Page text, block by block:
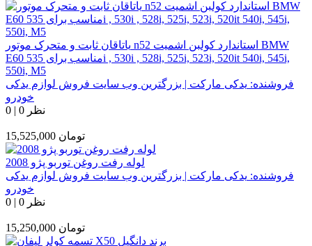
یاتاقان ثابت و متحرک موتور n52 استاندارد کولبن اشمیت BMW
E60 مناسب برای 535i , 530i , 528i, 525i, 523i, 520it 540i, 545i,
550i, M5
فروشنده: یدکی مارکت | بزرگترین وب سایت فروش لوازم یدکی
خودرو
0 | 0 نظر
15,525,000 تومان
لوله رفت روغن توربو پژو 2008
فروشنده: یدکی مارکت | بزرگترین وب سایت فروش لوازم یدکی
خودرو
0 | 0 نظر
15,250,000 تومان